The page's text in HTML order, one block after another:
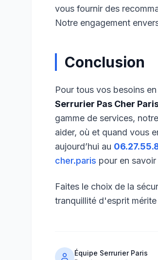
vous fournir des
Notre engagement
Conclusion
Pour tous vos besoins
Serrurier Pas Cher
gamme de services,
aider, où et quand vous
aujourd’hui au
cher.paris pour en
Faites le choix de la
tranquillité d'esprit mérite
Équipe Serrurier Paris